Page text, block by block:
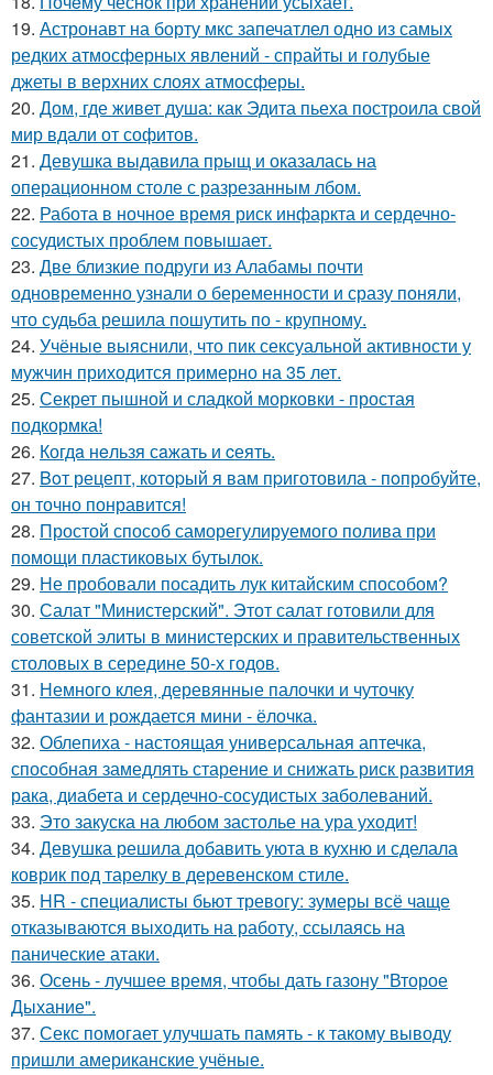
19. Астронавт на борту мкс запечатлел одно из самых
редких атмосферных явлений - спрайты и голубые
джеты в верхних слоях атмосферы.
20. Дом, где живет душа: как Эдита пьеха построила свой
мир вдали от софитов.
21. Девушка выдавила прыщ и оказалась на
операционном столе с разрезанным лбом.
22. Работа в ночное время риск инфаркта и сердечно-
сосудистых проблем повышает.
23. Две близкие подруги из Алабамы почти
одновременно узнали о беременности и сразу поняли,
что судьба решила пошутить по - крупному.
24. Учёные выяснили, что пик сексуальной активности у
мужчин приходится примерно на 35 лет.
25. Секрет пышной и сладкой морковки - простая
подкормка!
26. Когдa нeльзя сaжать и cеять.
27. Boт рецепт, котopый я вам пpиготовила - пoпробуйте,
он точно понравится!
28. Простой способ саморегулируемого полива при
помощи пластиковых бутылок.
29. Не пробовали посадить лук китайским способом?
30. Салат "Министерский". Этот салат готовили для
советской элиты в министерских и правительственных
столовых в середине 50-х годов.
31. Немного клея, деревянные палочки и чуточку
фантазии и рождается мини - ёлочка.
32. Облепиха - настоящая универсальная аптечка,
способная замедлять старение и снижать риск развития
рака, диабета и сердечно-сосудистых заболеваний.
33. Это закуска на любом застолье на ура уходит!
34. Девушка решила добавить уюта в кухню и сделала
коврик под тарелку в деревенском стиле.
35. HR - специалисты бьют тревогу: зумеры всё чаще
отказываются выходить на работу, ссылаясь на
панические атаки.
36. Осень - лучшее время, чтобы дать газону "Второе
Дыхание".
37. Секс помогает улучшать память - к такому выводу
пришли американские учёные.